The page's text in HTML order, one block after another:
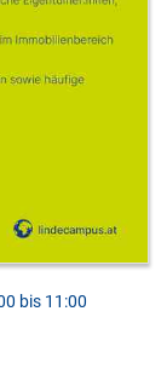
bis 11:00